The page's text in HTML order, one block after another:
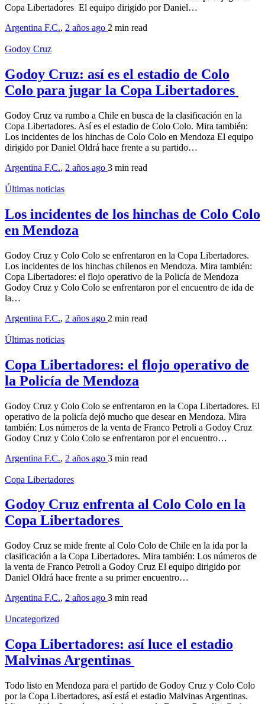
Copa Libertadores El equipo dirigido por Daniel…
Argentina F.C., 2 años ago 2 min read
Godoy Cruz
Godoy Cruz: así es el estadio de Colo
Colo para jugar la Copa Libertadores
Godoy Cruz va rumbo a Chile en busca de la clasificación en la
Copa Libertadores. Así es el estadio de Colo Colo. Mira también:
Los incidentes de los hinchas de Colo Colo en Mendoza El equipo
dirigido por Daniel Oldrá hace frente a su partido…
Argentina F.C., 2 años ago 3 min read
Últimas noticias
Los incidentes de los hinchas de Colo Colo
en Mendoza
Godoy Cruz y Colo Colo se enfrentaron en la Copa Libertadores.
Los incidentes de los hinchas chilenos en Mendoza. Mira también:
Copa Libertadores: el flojo operativo de la Policía de Mendoza
Godoy Cruz y Colo Colo se enfrentaron por el encuentro de ida de
la…
Argentina F.C., 2 años ago 2 min read
Últimas noticias
Copa Libertadores: el flojo operativo de
la Policía de Mendoza
Godoy Cruz y Colo Colo se enfrentaron en la Copa Libertadores. El
operativo de la policía dejó mucho que desear en Mendoza. Mira
también: Los números de la venta de Franco Petroli a Godoy Cruz
Godoy Cruz y Colo Colo se enfrentaron por el encuentro…
Argentina F.C., 2 años ago 3 min read
Copa Libertadores
Godoy Cruz enfrenta al Colo Colo en la
Copa Libertadores
Godoy Cruz se mide frente al Colo Colo de Chile en la ida por la
clasificación a la Copa Libertadores. Mira también: Los números de
la venta de Franco Petroli a Godoy Cruz El equipo dirigido por
Daniel Oldrá hace frente a su primer encuentro…
Argentina F.C., 2 años ago 3 min read
Uncategorized
Copa Libertadores: así luce el estadio
Malvinas Argentinas
Todo listo en Mendoza para el partido de Godoy Cruz y Colo Colo
por la Copa Libertadores, así está el estadio Malvinas Argentinas.